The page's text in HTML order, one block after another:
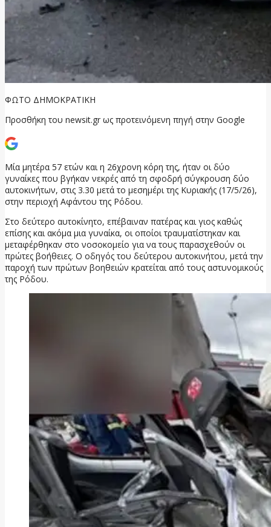
ΦΩΤΟ ΔΗΜΟΚΡΑΤΙΚΗ
Προσθήκη του newsit.gr ως προτεινόμενη πηγή στην Google
Μία μητέρα 57 ετών και η 26χρονη κόρη της, ήταν οι δύο
γυναίκες που βγήκαν νεκρές από τη σφοδρή σύγκρουση δύο
αυτοκινήτων, στις 3.30 μετά το μεσημέρι της Κυριακής (17/5/26),
στην περιοχή Αφάντου της Ρόδου.
Στο δεύτερο αυτοκίνητο, επέβαιναν πατέρας και γιος καθώς
επίσης και ακόμα μια γυναίκα, οι οποίοι τραυματίστηκαν και
μεταφέρθηκαν στο νοσοκομείο για να τους παρασχεθούν οι
πρώτες βοήθειες. Ο οδηγός του δεύτερου αυτοκινήτου, μετά την
παροχή των πρώτων βοηθειών κρατείται από τους αστυνομικούς
της Ρόδου.